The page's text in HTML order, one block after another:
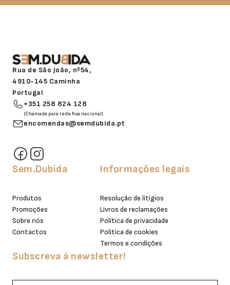
Rua de São João, nº54,
4910-145 Caminha
Portugal
+351 258 824 128
(Chamada para rede fixa nacional)
encomendas@semdubida.pt
Sem.Dubida
Produtos
Promoções
Sobre nós
Contactos
Informações legais
Resolução de litígios
Livros de reclamações
Política de privacidade
Política de cookies
Termos e condições
Subscreva à newsletter!